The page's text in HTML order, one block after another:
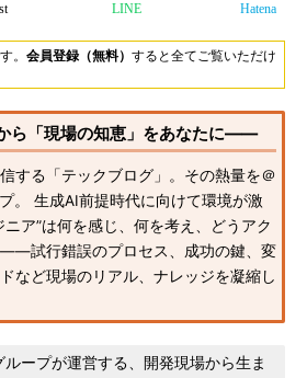
LINE Hatena
。 会員登録（無料） すると全てご覧いただけ
ら「現場の知恵」をあなたに――
する「テックブログ」。その熱量を＠
。 生成AI前提時代に向けて環境が激
ア”は何を感じ、何を考え、どうアク
試行錯誤のプロセス、成功の鍵、変
など現場のリアル、ナレッジを凝縮し
ープが運営する、開発現場から生ま